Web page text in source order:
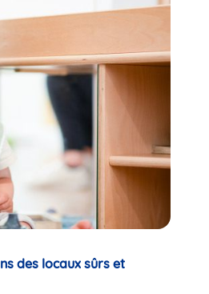
des locaux sûrs et